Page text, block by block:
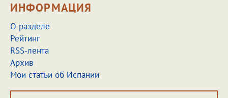
ИНФОРМАЦИЯ
О разделе
Рейтинг
RSS-лента
Архив
Мои статьи об Испании